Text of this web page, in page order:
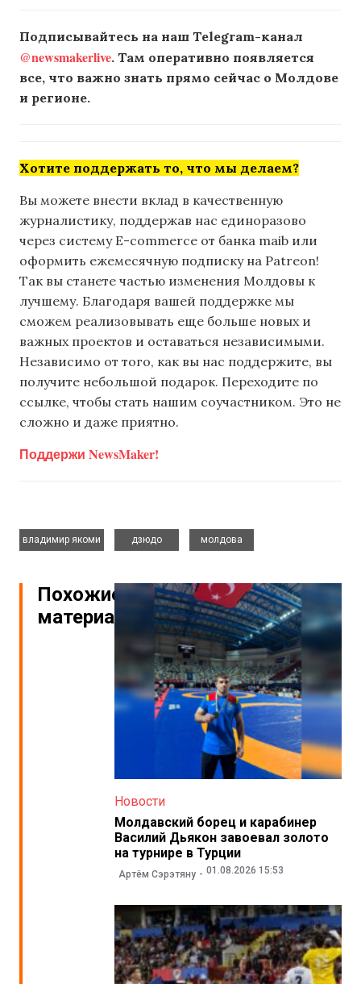
Подписывайтесь на наш Telegram-канал
@newsmakerlive. Там оперативно появляется
все, что важно знать прямо сейчас о Молдове
и регионе.
Хотите поддержать то, что мы делаем?
Вы можете внести вклад в качественную
журналистику, поддержав нас единоразово
через систему E-commerce от банка maib или
оформить ежемесячную подписку на Patreon!
Так вы станете частью изменения Молдовы к
лучшему. Благодаря вашей поддержке мы
сможем реализовывать еще больше новых и
важных проектов и оставаться независимыми.
Независимо от того, как вы нас поддержите, вы
получите небольшой подарок. Переходите по
ссылке, чтобы стать нашим соучастником. Это не
сложно и даже приятно.
Поддержи NewsMaker!
владимир якоми
дзюдо
молдова
Похожие
материалы
Новости
Молдавский борец и карабинер
Василий Дьякон завоевал золото
на турнире в Турции
Артём Сэрэтяну 01.08.2026 15:53